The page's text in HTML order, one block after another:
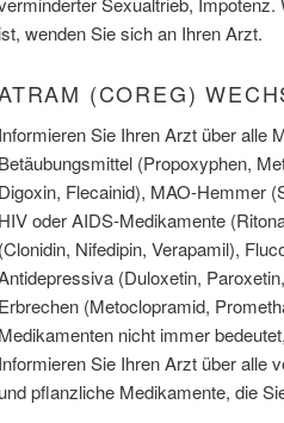
ist, wenden Sie sich an Ihren Arzt.
(COREG)
Informieren Sie Ihren Arzt über alle
Betäubungsmittel (Propoxyphen,
Digoxin, Flecainid), MAO-Hemmer
HIV oder AIDS-Medikamente
(Clonidin, Nifedipin, Verapamil),
(Duloxetin,
Erbrechen (Metoclopramid,
Medikamenten nicht immer
Informieren Sie Ihren Arzt über alle
und pflanzliche Medikamente, die